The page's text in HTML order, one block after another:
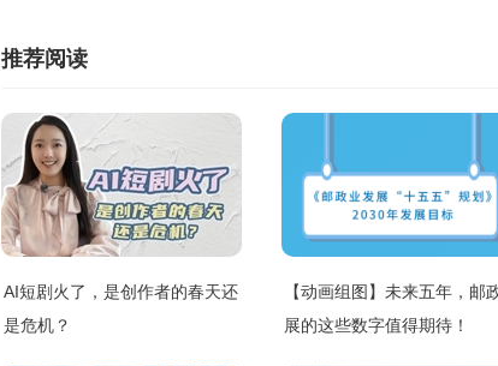
推荐阅读
AI短剧火了，是创作者的春天还
是危机？
【动画组图】未来五年，邮
展的这些数字值得期待！